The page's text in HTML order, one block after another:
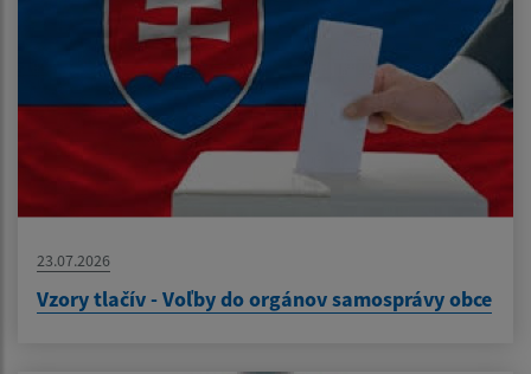
23.07.2026
Vzory tlačív - Voľby do orgánov samosprávy obce